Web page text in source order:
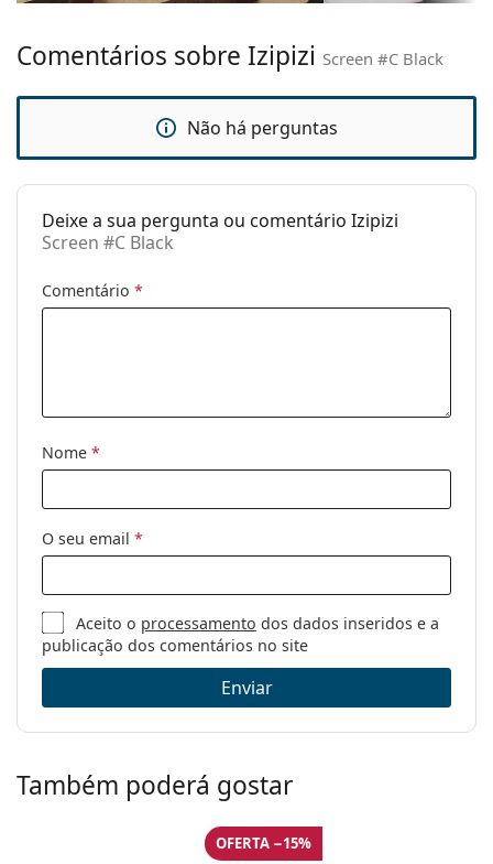
armação:
Material da
armação:
Plástico
Tamanhos:
S
óculos:
126 mm
das hastes:
Peso:
mola:
Sim
Acessórios
Estojo:
Não
Não
Outros
Género:
Unisex
Óculos graduados
Óculos contra a luz azul
Código:
Screen #C Black
Comentários sobre Izipizi Screen #C Black
Não há perguntas
Deixe a sua pergunta ou comentário Izipizi
Screen #C Black
Comentário *
Nome *
O seu email *
Aceito o processamento dos dados inseridos e a
publicação dos comentários no site
Enviar
Também poderá gostar
OFERTA −15%